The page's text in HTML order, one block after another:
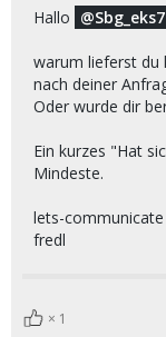
Hallo
warum lieferst du
nach deiner
Oder wurde dir
Ein kurzes "Hat
Mindeste.
lets-communicate
fredl
1